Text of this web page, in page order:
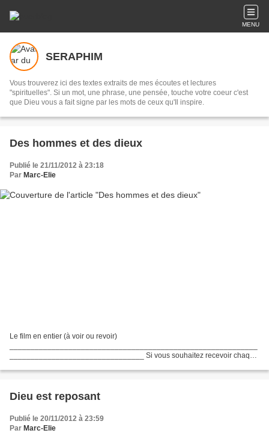
MENU
SERAPHIM
Vous trouverez ici des textes extraits de mes écoutes et lectures
"spirituelles". Si un mot, une phrase, une pensée, touche votre coeur c'est
que Dieu vous a fait signe par les mots de ceux qu'Il inspire.
Des hommes et des dieux
Publié le 21/11/2012 à 23:18
Par Marc-Elie
Le film en entier (à voir ou revoir)
________________________________ Si vous souhaitez recevoir chaque
http://ann....
Dieu est reposant
Publié le 20/11/2012 à 23:59
Par Marc-Elie